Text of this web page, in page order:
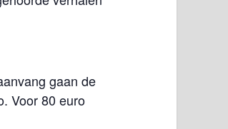
gaan de
Voor 80 euro